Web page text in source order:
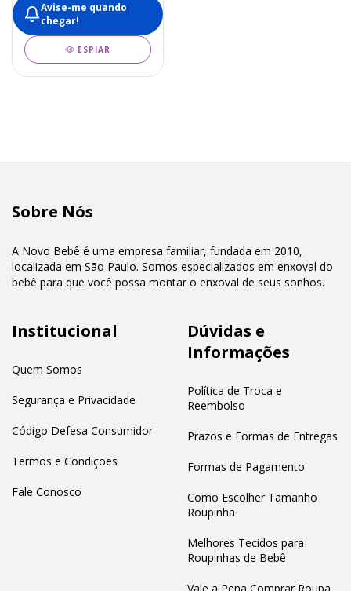
Avise-me quando
chegar!
ESPIAR
Sobre Nós
A Novo Bebê é uma empresa familiar, fundada em 2010,
localizada em São Paulo. Somos especializados em enxoval do
bebê para que você possa montar o enxoval de seus sonhos.
Institucional
Quem Somos
Segurança e Privacidade
Código Defesa Consumidor
Termos e Condições
Fale Conosco
Dúvidas e
Informações
Política de Troca e
Reembolso
Prazos e Formas de Entregas
Formas de Pagamento
Como Escolher Tamanho
Roupinha
Melhores Tecidos para
Roupinhas de Bebê